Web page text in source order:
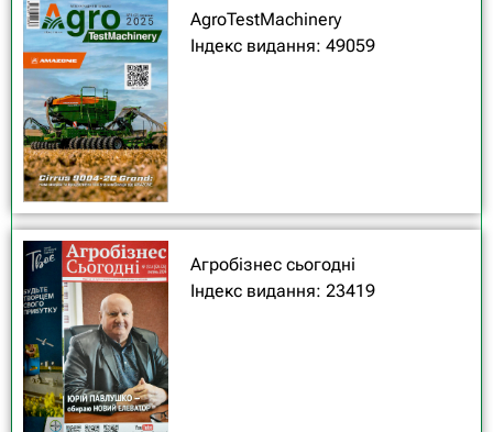
AgroTestMachinery
Індекс видання: 49059
Агробізнес сьогодні
Індекс видання: 23419